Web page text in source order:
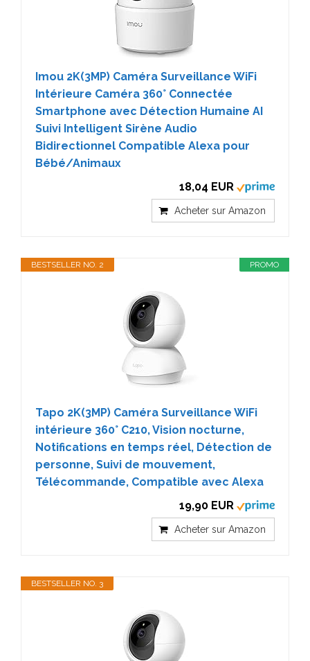
Imou 2K(3MP) Caméra Surveillance WiFi
Intérieure Caméra 360° Connectée
Smartphone avec Détection Humaine AI
Suivi Intelligent Sirène Audio
Bidirectionnel Compatible Alexa pour
Bébé/Animaux
18,04 EUR
Acheter sur Amazon
PROMO
BESTSELLER NO. 2
Tapo 2K(3MP) Caméra Surveillance WiFi
intérieure 360° C210, Vision nocturne,
Notifications en temps réel, Détection de
personne, Suivi de mouvement,
Télécommande, Compatible avec Alexa
19,90 EUR
Acheter sur Amazon
BESTSELLER NO. 3